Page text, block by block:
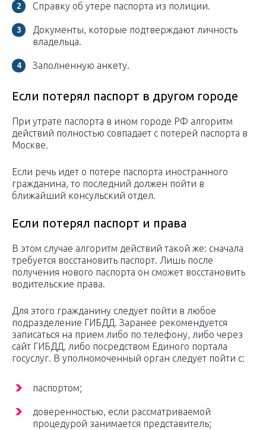
Справку об утере паспорта из полиции.
Документы, которые подтверждают личность
владельца.
Заполненную анкету.
Если потерял паспорт в другом городе
При утрате паспорта в ином городе РФ алгоритм
действий полностью совпадает с потерей паспорта в
Москве.
Если речь идет о потере паспорта иностранного
гражданина, то последний должен пойти в
ближайший консульский отдел.
Если потерял паспорт и права
В этом случае алгоритм действий такой же: сначала
требуется восстановить паспорт. Лишь после
получения нового паспорта он сможет восстановить
водительские права.
Для этого гражданину следует пойти в любое
подразделение ГИБДД. Заранее рекомендуется
записаться на прием либо по телефону, либо через
сайт ГИБДД, либо посредством Единого портала
госуслуг. В уполномоченный орган следует пойти с:
паспортом;
доверенностью, если рассматриваемой
процедурой занимается представитель;